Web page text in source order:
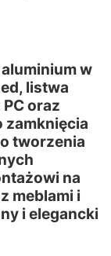
w
listwa
oraz
zamknięcia
tworzenia
na
meblami i
i elegancki